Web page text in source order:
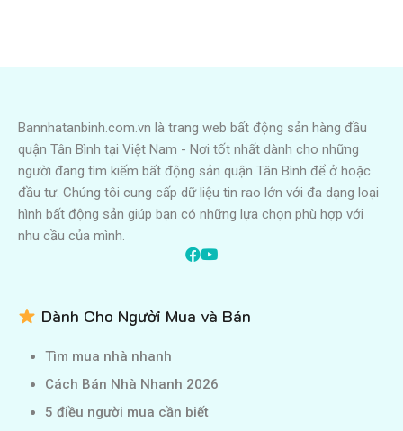
Bannhatanbinh.com.vn là trang web bất động sản hàng đầu
quận Tân Bình tại Việt Nam - Nơi tốt nhất dành cho những
người đang tìm kiếm bất động sản quận Tân Bình để ở hoặc
đầu tư. Chúng tôi cung cấp dữ liệu tin rao lớn với đa dạng loại
hình bất động sản giúp bạn có những lựa chọn phù hợp với
nhu cầu của mình.
Dành Cho Người Mua và Bán
Tìm mua nhà nhanh
Cách Bán Nhà Nhanh 2026
5 điều người mua cần biết